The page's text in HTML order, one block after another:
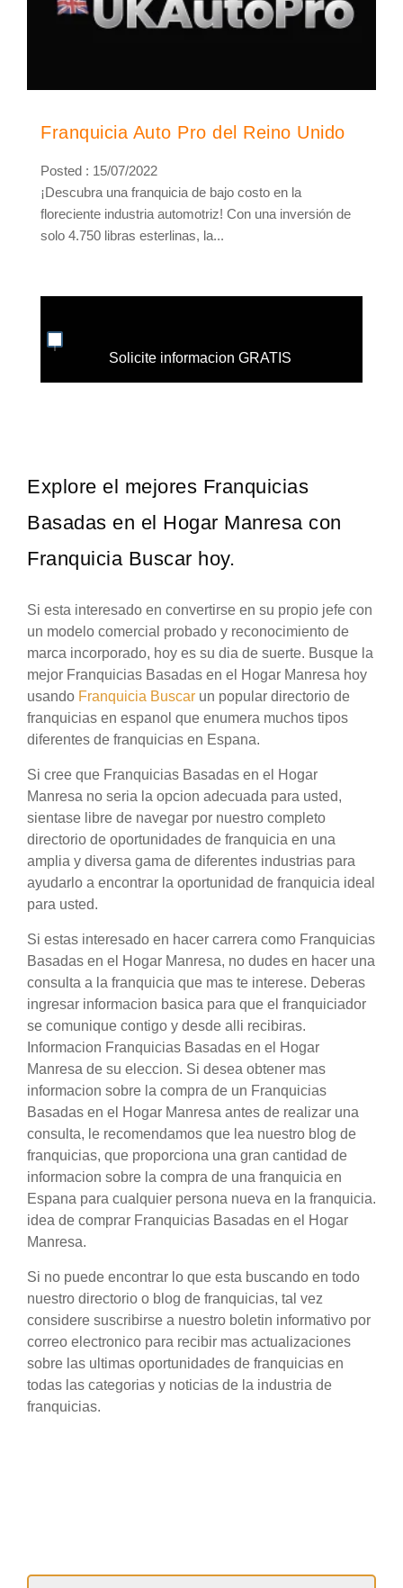
Franquicia Auto Pro del Reino Unido
Posted : 15/07/2022
¡Descubra una franquicia de bajo costo en la
floreciente industria automotriz! Con una inversión de
solo 4.750 libras esterlinas, la...
Solicite informacion GRATIS
Explore el mejores Franquicias
Basadas en el Hogar Manresa con
Franquicia Buscar hoy.
Si esta interesado en convertirse en su propio jefe con
un modelo comercial probado y reconocimiento de
marca incorporado, hoy es su dia de suerte. Busque la
mejor Franquicias Basadas en el Hogar Manresa hoy
usando Franquicia Buscar un popular directorio de
franquicias en espanol que enumera muchos tipos
diferentes de franquicias en Espana.
Si cree que Franquicias Basadas en el Hogar
Manresa no seria la opcion adecuada para usted,
sientase libre de navegar por nuestro completo
directorio de oportunidades de franquicia en una
amplia y diversa gama de diferentes industrias para
ayudarlo a encontrar la oportunidad de franquicia ideal
para usted.
Si estas interesado en hacer carrera como Franquicias
Basadas en el Hogar Manresa, no dudes en hacer una
consulta a la franquicia que mas te interese. Deberas
ingresar informacion basica para que el franquiciador
se comunique contigo y desde alli recibiras.
Informacion Franquicias Basadas en el Hogar
Manresa de su eleccion. Si desea obtener mas
informacion sobre la compra de un Franquicias
Basadas en el Hogar Manresa antes de realizar una
consulta, le recomendamos que lea nuestro blog de
franquicias, que proporciona una gran cantidad de
informacion sobre la compra de una franquicia en
Espana para cualquier persona nueva en la franquicia.
idea de comprar Franquicias Basadas en el Hogar
Manresa.
Si no puede encontrar lo que esta buscando en todo
nuestro directorio o blog de franquicias, tal vez
considere suscribirse a nuestro boletin informativo por
correo electronico para recibir mas actualizaciones
sobre las ultimas oportunidades de franquicias en
todas las categorias y noticias de la industria de
franquicias.